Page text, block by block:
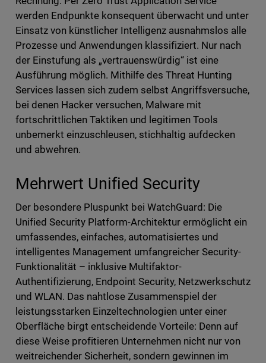
werden Endpunkte konsequent überwacht und unter
Einsatz von künstlicher Intelligenz ausnahmslos alle
Prozesse und Anwendungen klassifiziert. Nur nach
der Einstufung als „vertrauenswürdig“ ist eine
Ausführung möglich. Mithilfe des Threat Hunting
Services lassen sich zudem selbst Angriffsversuche,
bei denen Hacker versuchen, Malware mit
fortschrittlichen Taktiken und legitimen Tools
unbemerkt einzuschleusen, stichhaltig aufdecken
und abwehren.
Mehrwert Unified Security
Der besondere Pluspunkt bei WatchGuard: Die
Unified Security Platform-Architektur ermöglicht ein
umfassendes, einfaches, automatisiertes und
intelligentes Management umfangreicher Security-
Funktionalität – inklusive Multifaktor-
Authentifizierung, Endpoint Security, Netzwerkschutz
und WLAN. Das nahtlose Zusammenspiel der
leistungsstarken Einzeltechnologien unter einer
Oberfläche birgt entscheidende Vorteile: Denn auf
diese Weise profitieren Unternehmen nicht nur von
weitreichender Sicherheit, sondern gewinnen im